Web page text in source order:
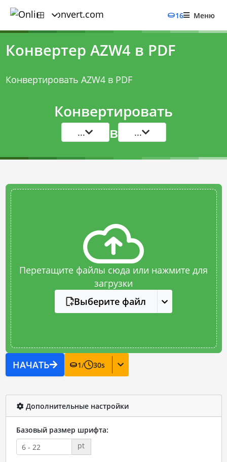
16 Меню
Конвертер AZW4 в PDF
Конвертировать AZW4 в PDF
Конвертировать
... в ...
Перетащите файлы сюда или нажмите для
загрузки
Выберите файл
НАЧАТЬ 1/ 30s
Дополнительные настройки
Базовый размер шрифта:
pt